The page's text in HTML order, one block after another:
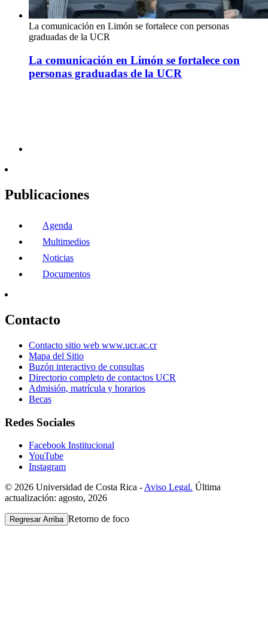
La comunicación en Limón se fortalece con personas
graduadas de la UCR
La comunicación en Limón se fortalece con
personas graduadas de la UCR
Publicaciones
Agenda
Multimedios
Noticias
Documentos
Contacto
Contacto sitio web www.ucr.ac.cr
Mapa del Sitio
Buzón interactivo de consultas
Directorio completo de contactos UCR
Admisión, matrícula y horarios
Becas
Redes Sociales
Facebook Institucional
YouTube
Instagram
© 2026 Universidad de Costa Rica - Aviso Legal. Última
actualización: agosto, 2026
Regresar Arriba Retorno de foco